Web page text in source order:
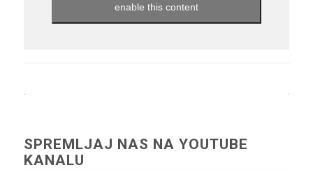
enable this content
SPREMLJAJ NAS NA YOUTUBE
KANALU